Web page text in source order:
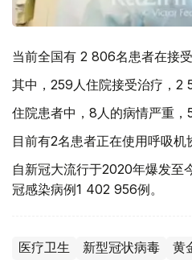
当前全国有 2 806名患者在接
其中，259人住院接受治疗，2
住院患者中，8人的病情严重，
目前有2名患者正在使用呼吸机
自新冠大流行于2020年爆发至
冠感染病例1 402 956例。
医疗卫生 新型冠状病毒 黄